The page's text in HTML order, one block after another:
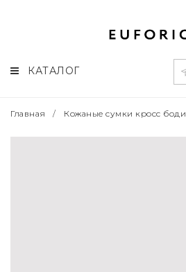
КАТАЛОГ
Главная / Кожаные сумки кросс боди